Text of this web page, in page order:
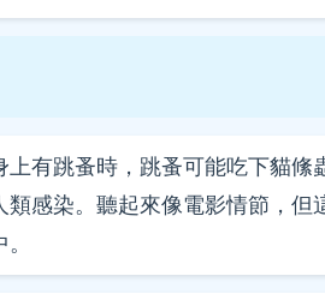
有跳蚤時，跳蚤可能吃下貓絛
感染。聽起來像電影情節，但